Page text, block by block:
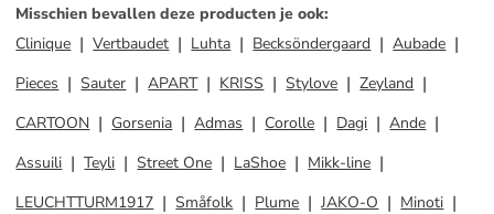
Misschien bevallen deze producten je ook:
Clinique
Vertbaudet Luhta Becksöndergaard
Aubade
Pieces
Sauter APART KRISS Stylove
Zeyland
CARTOON
Gorsenia Admas Corolle Dagi
Ande
Assuili
Teyli Street One LaShoe
Mikk-line
LEUCHTTURM1917
Småfolk Plume JAKO-O
Minoti